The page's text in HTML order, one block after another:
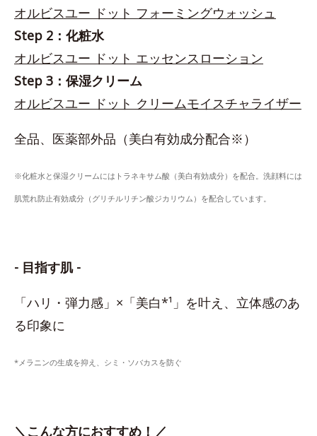
オルビスユー ドット フォーミングウォッシュ
Step 2：化粧水
オルビスユー ドット エッセンスローション
Step 3：保湿クリーム
オルビスユー ドット クリームモイスチャライザー
全品、医薬部外品（美白有効成分配合※）
※化粧水と保湿クリームにはトラネキサム酸（美白有効成分）を配合。洗顔料には
肌荒れ防止有効成分（グリチルリチン酸ジカリウム）を配合しています。
- 目指す肌 -
「ハリ・弾力感」×「美白*¹」を叶え、立体感のあ
る印象に
*メラニンの生成を抑え、シミ・ソバカスを防ぐ
＼こんな方におすすめ！／